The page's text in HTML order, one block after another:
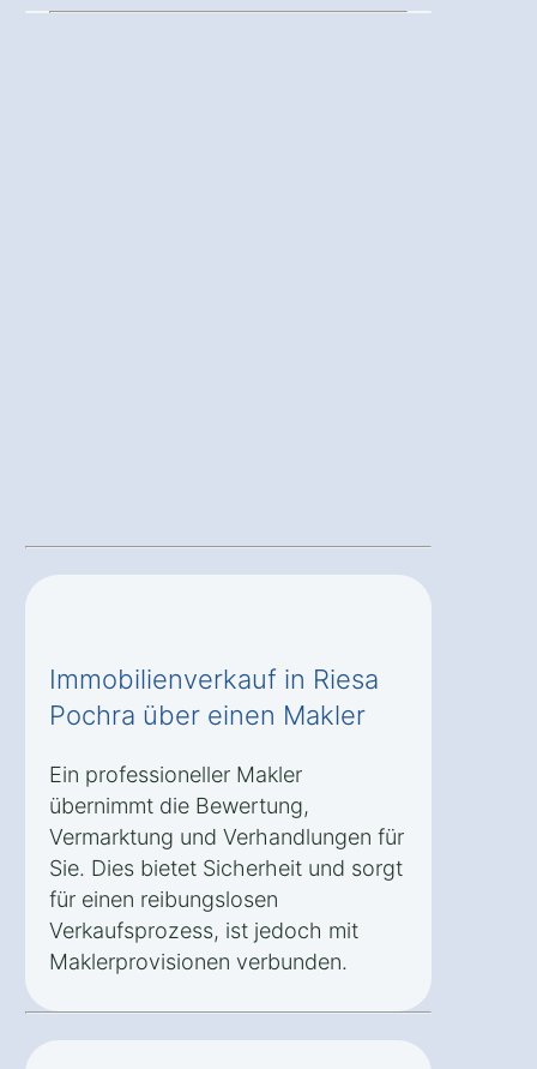
Immobilienverkauf in Riesa
Pochra über einen Makler
Ein professioneller Makler
übernimmt die Bewertung,
Vermarktung und Verhandlungen für
Sie. Dies bietet Sicherheit und sorgt
für einen reibungslosen
Verkaufsprozess, ist jedoch mit
Maklerprovisionen verbunden.